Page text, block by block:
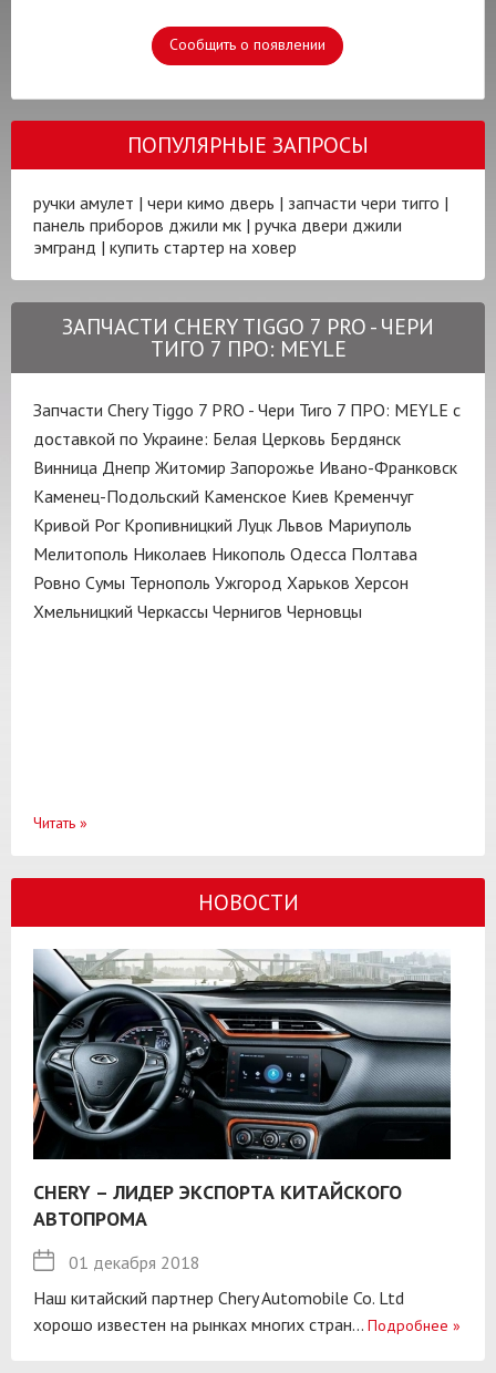
Сообщить о появлении
ПОПУЛЯРНЫЕ ЗАПРОСЫ
ручки амулет | чери кимо дверь | запчасти чери тигго |
панель приборов джили мк | ручка двери джили
эмгранд | купить стартер на ховер
ЗАПЧАСТИ CHERY TIGGO 7 PRO - ЧЕРИ
ТИГО 7 ПРО: MEYLE
Запчасти Chery Tiggo 7 PRO - Чери Тиго 7 ПРО: MEYLE с
доставкой по Украине: Белая Церковь Бердянск
Винница Днепр Житомир Запорожье Ивано-Франковск
Каменец-Подольский Каменское Киев Кременчуг
Кривой Рог Кропивницкий Луцк Львов Мариуполь
Мелитополь Николаев Никополь Одесса Полтава
Ровно Сумы Тернополь Ужгород Харьков Херсон
Хмельницкий Черкассы Чернигов Черновцы
Читать »
НОВОСТИ
CHERY – ЛИДЕР ЭКСПОРТА КИТАЙСКОГО
АВТОПРОМА
01 декабря 2018
Наш китайский партнер Chery Automobile Co. Ltd
хорошо известен на рынках многих стран... Подробнее »